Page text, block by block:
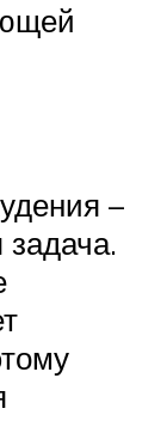
–
задача.